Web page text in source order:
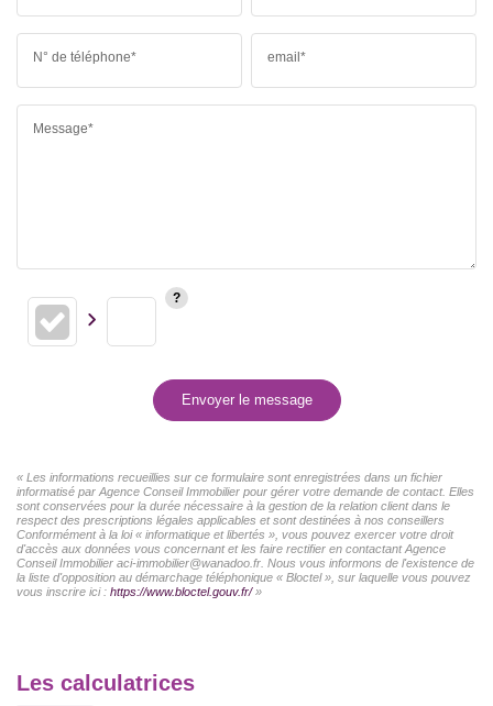
N° de téléphone* email*
Message*
Envoyer le message
« Les informations recueillies sur ce formulaire sont enregistrées dans un fichier
informatisé par Agence Conseil Immobilier pour gérer votre demande de contact. Elles
sont conservées pour la durée nécessaire à la gestion de la relation client dans le
respect des prescriptions légales applicables et sont destinées à nos conseillers
Conformément à la loi « informatique et libertés », vous pouvez exercer votre droit
d'accès aux données vous concernant et les faire rectifier en contactant Agence
Conseil Immobilier aci-immobilier@wanadoo.fr. Nous vous informons de l'existence de
la liste d'opposition au démarchage téléphonique « Bloctel », sur laquelle vous pouvez
vous inscrire ici : https://www.bloctel.gouv.fr/»
Les calculatrices